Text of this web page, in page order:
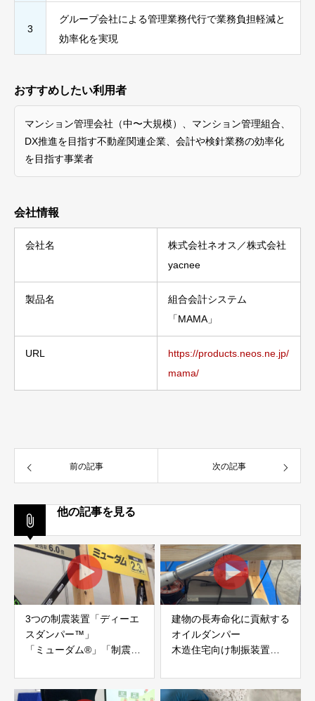
3
グループ会社による管理業務代行で業務負担軽減と
効率化を実現
おすすめしたい利用者
マンション管理会社（中〜大規模）、マンション管理組合、
DX推進を目指す不動産関連企業、会計や検針業務の効率化
を目指す事業者
会社情報
会社名
株式会社ネオス／株式会社
yacnee
製品名
組合会計システム
「MAMA」
URL
https://products.neos.ne.jp/
mama/
前の記事 次の記事
他の記事を見る
3つの制震装置「ディーエ
スダンパー™」
「ミューダム®」「制震テ
アイディールブレーン株式
会社
建物の長寿命化に貢献する
オイルダンパー
木造住宅向け制振装置
株式会社evoltz